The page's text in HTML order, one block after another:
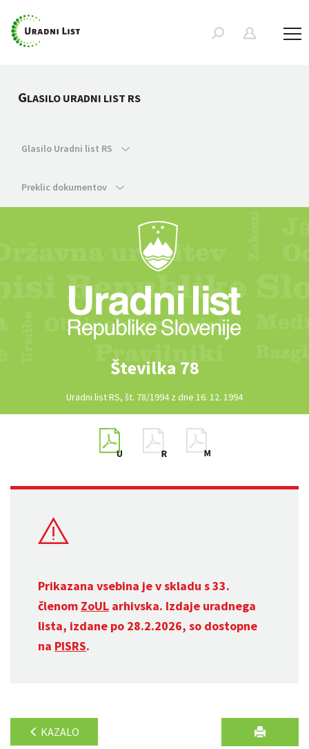
GLASILO URADNI LIST RS
Glasilo Uradni list RS
Preklic dokumentov
Številka 78
Uradni list RS, št. 78/1994 z dne 16. 12. 1994
Prikazana vsebina je v skladu s 33.
členom ZoUL arhivska. Izdaje uradnega
lista, izdane po 28.2.2026, so dostopne
na PISRS.
KAZALO